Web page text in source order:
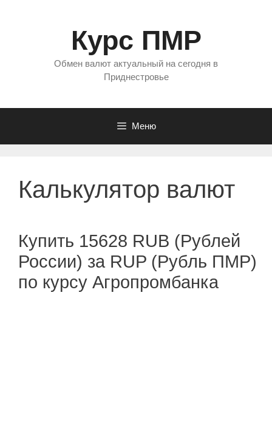
Курс ПМР
Обмен валют актуальный на сегодня в
Приднестровье
Меню
Калькулятор валют
Купить 15628 RUB (Рублей
России) за RUP (Рубль ПМР)
по курсу Агропромбанка